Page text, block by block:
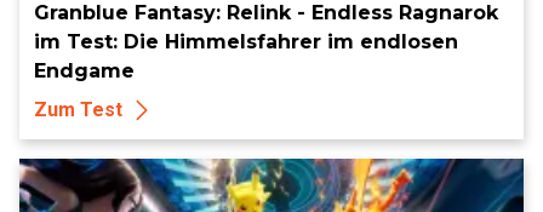
Granblue Fantasy: Relink - Endless Ragnarok
im Test: Die Himmelsfahrer im endlosen
Endgame
Zum Test